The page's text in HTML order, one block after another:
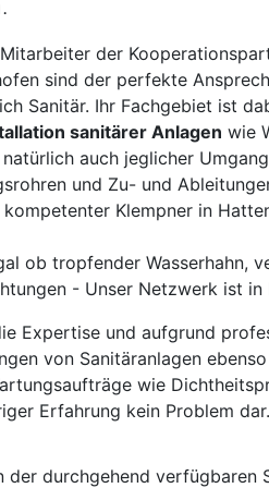
der
sind der perfekte
Sanitär. Ihr Fachgebiet ist
sanitärer Anlagen wie
natürlich auch jeglicher
und Zu- und
Klempner in
ob tropfender Wasserhahn,
- Unser Netzwerk ist
Expertise und aufgrund
von Sanitäranlagen
wie
Erfahrung kein Problem dar.
der durchgehend